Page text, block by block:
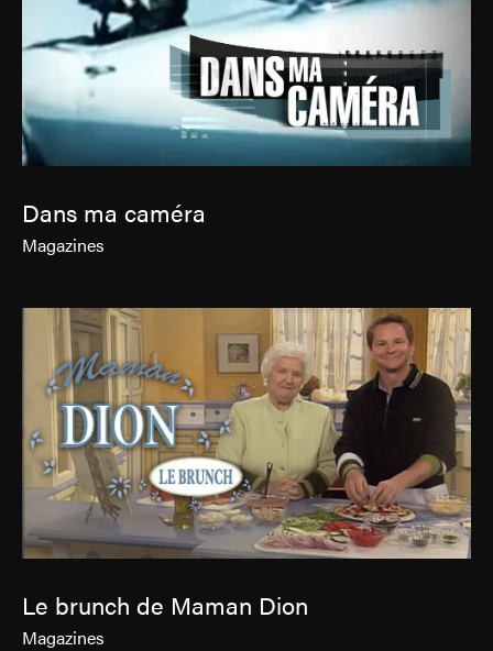
Dans ma caméra
Magazines
Le brunch de Maman Dion
Magazines